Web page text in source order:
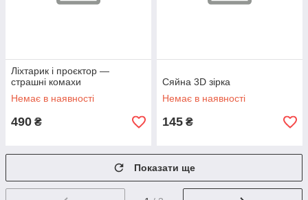
Ліхтарик і проєктор —
страшні комахи
Немає в наявності
490 ₴
Сяйна 3D зірка
Немає в наявності
145 ₴
Показати ще